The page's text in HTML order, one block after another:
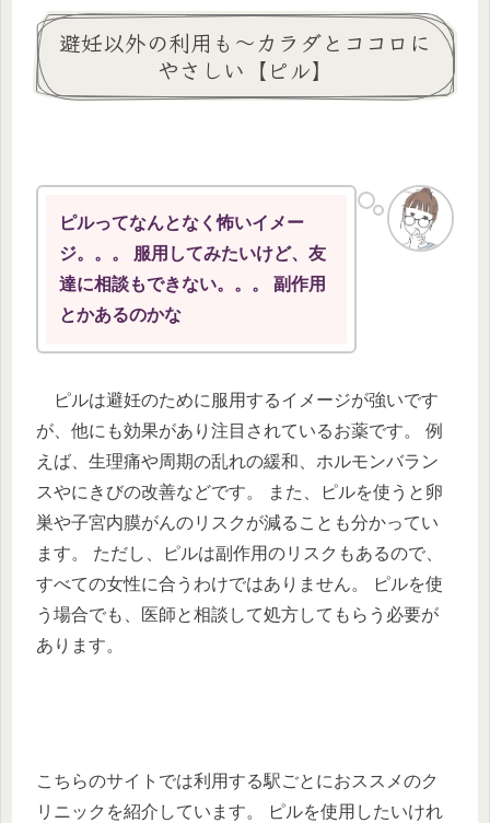
避妊以外の利用も～カラダとココロに
やさしい【ピル】
ピルってなんとなく怖いイメー
ジ。。。 服用してみたいけど、友
達に相談もできない。。。 副作用
とかあるのかな
ピルは避妊のために服用するイメージが強いです
が、他にも効果があり注目されているお薬です。 例
えば、生理痛や周期の乱れの緩和、ホルモンバラン
スやにきびの改善などです。 また、ピルを使うと卵
巣や子宮内膜がんのリスクが減ることも分かってい
ます。 ただし、ピルは副作用のリスクもあるので、
すべての女性に合うわけではありません。 ピルを使
う場合でも、医師と相談して処方してもらう必要が
あります。
こちらのサイトでは利用する駅ごとにおススメのク
リニックを紹介しています。 ピルを使用したいけれ